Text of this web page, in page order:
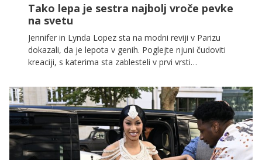
Tako lepa je sestra najbolj vroče pevke
na svetu
Jennifer in Lynda Lopez sta na modni reviji v Parizu
dokazali, da je lepota v genih. Poglejte njuni čudoviti
kreaciji, s katerima sta zablesteli v prvi vrsti